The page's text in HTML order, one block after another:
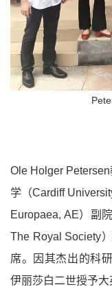
Ole Holger
学（Cardiff
Europaea, AE）副
The Royal Society
席。因其杰出的科
伊丽莎白二世授予大